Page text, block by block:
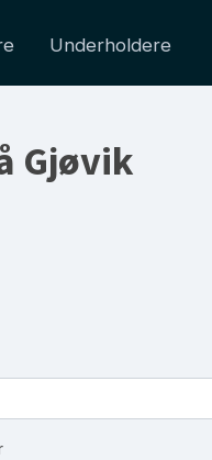
Underholdere
Gjøvik